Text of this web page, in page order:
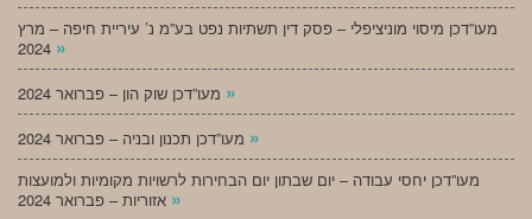
מעו”דכן מיסוי מוניציפלי – פסק דין תשתיות נפט בע”מ נ’ עיריית חיפה – מרץ
»
»
»
מעו”דכן יחסי עבודה – יום שבתון יום הבחירות לרשויות מקומיות ולמועצות
»